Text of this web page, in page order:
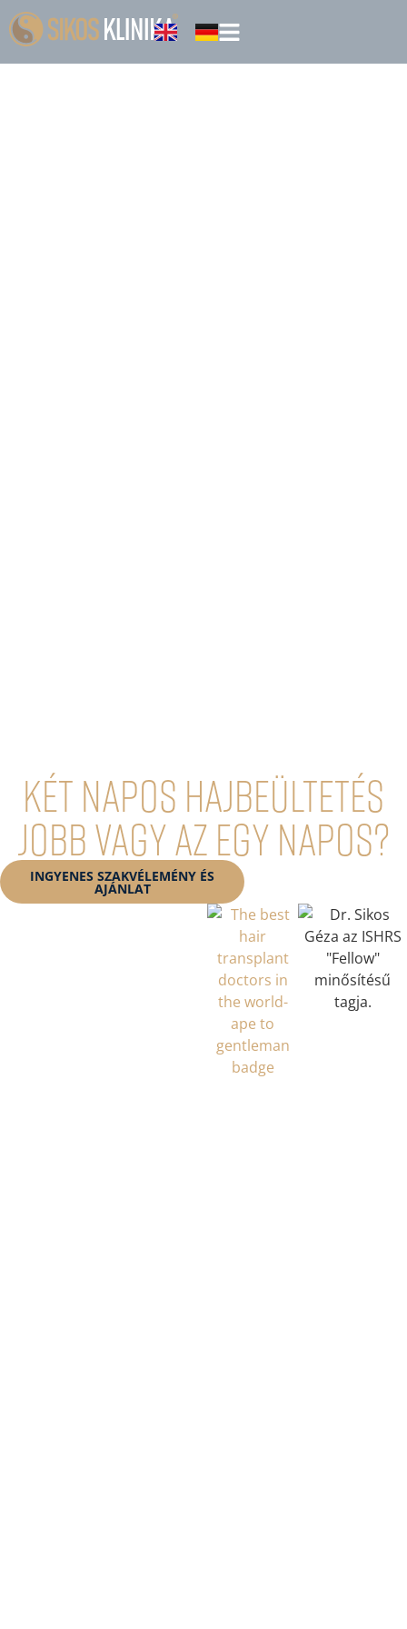
Két napos hajbeültetés
jobb vagy az egy napos?
INGYENES SZAKVÉLEMÉNY ÉS
AJÁNLAT